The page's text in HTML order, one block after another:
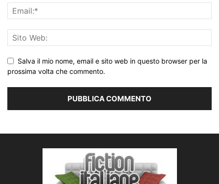
Salva il mio nome, email e sito web in questo browser per la
prossima volta che commento.